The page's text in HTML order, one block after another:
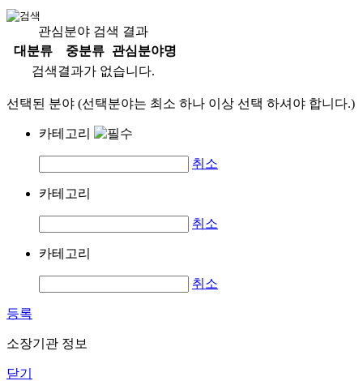
관심분야 검색 결과
대분류
중분류
관심분야명
검색결과가 없습니다.
선택된 분야 (선택분야는 최소 하나 이상 선택 하셔야 합니다.)
카테고리
취소
카테고리
취소
카테고리
취소
등록
소장기관 정보
닫기